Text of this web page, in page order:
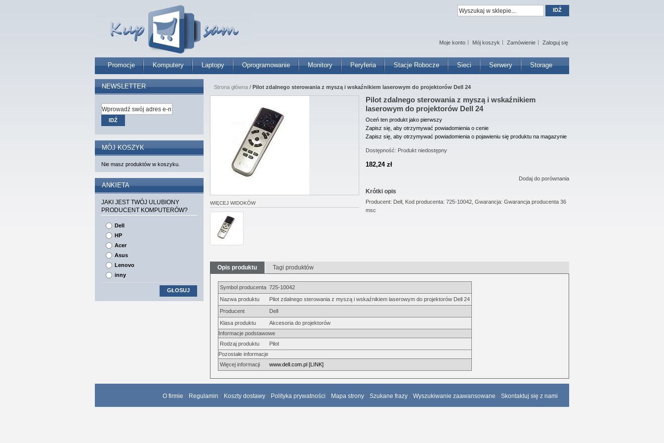
Promocje Komputery Laptopy Oprogramowanie Monitory Peryferia Stacje Robocze Sieci Serwery Storage
Moje konto Mój koszyk Zamówienie Zaloguj się
IDŹ
Strona główna / Pilot zdalnego sterowania z myszą i wskaźnikiem laserowym do projektorów Dell 24
Pilot zdalnego sterowania z myszą i wskaźnikiem
laserowym do projektorów Dell 24
Oceń ten produkt jako pierwszy
Zapisz się, aby otrzymywać powiadomienia o cenie
Zapisz się, aby otrzymywać powiadomienia o pojawieniu się produktu na magazynie
Dostępność: Produkt niedostępny
182,24 zł
Dodaj do porównania
Krótki opis
Producent: Dell, Kod producenta: 725-10042, Gwarancja: Gwarancja producenta 36
msc
WIĘCEJ WIDOKÓW
Opis produktu Tagi produktów
Symbol producenta 725-10042
Nazwa produktu
Pilot zdalnego sterowania z myszą i wskaźnikiem laserowym do projektorów Dell 24
Producent
Dell
Klasa produktu
Akcesoria do projektorów
Informacje podstawowe
Rodzaj produktu
Pilot
Pozostałe informacje
Więcej informacji
www.dell.com.pl [LINK]
NEWSLETTER
IDŹ
MÓJ KOSZYK
Nie masz produktów w koszyku.
ANKIETA
JAKI JEST TWÓJ ULUBIONY
PRODUCENT KOMPUTERÓW?
Dell
HP
Acer
Asus
Lenovo
inny
GŁOSUJ
O firmie Regulamin Koszty dostawy Polityka prywatności Mapa strony Szukane frazy Wyszukiwanie zaawansowane Skontaktuj się z nami